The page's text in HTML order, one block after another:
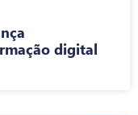
digital